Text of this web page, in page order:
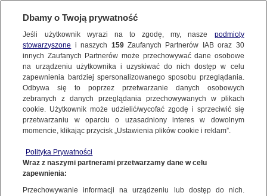
BIURO REKLAMY TVN MEDIA
Dbamy o Twoją prywatność
Jeśli użytkownik wyrazi na to zgodę, my, nasze podmioty
stowarzyszone i naszych 159Zaufanych Partnerów IAB oraz 30
innych Zaufanych Partnerów może przechowywać dane osobowe
na urządzeniu użytkownika i uzyskiwać do nich dostęp w celu
zapewnienia bardziej spersonalizowanego sposobu przeglądania.
Odbywa się to poprzez przetwarzanie danych osobowych
zebranych z danych przeglądania przechowywanych w plikach
cookie. Użytkownik może udzielić/wycofać zgodę i sprzeciwić się
przetwarzaniu w oparciu o uzasadniony interes w dowolnym
momencie, klikając przycisk „Ustawienia plików cookie i reklam”.
Polityka Prywatności
Wraz z naszymi partnerami przetwarzamy dane w celu
zapewnienia:
Przechowywanie informacji na urządzeniu lub dostęp do nich.